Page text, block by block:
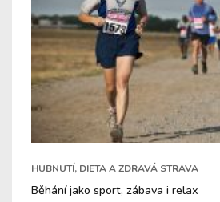
HUBNUTÍ, DIETA A ZDRAVÁ STRAVA
Běhání jako sport, zábava i relax